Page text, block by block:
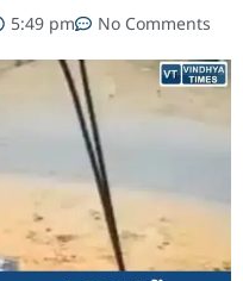
5:49 pm No Comments